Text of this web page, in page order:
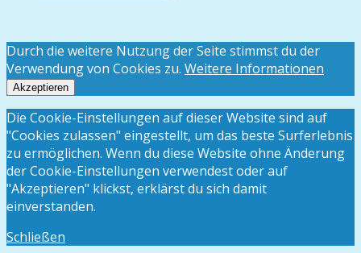
Durch die weitere Nutzung der Seite stimmst du der
Verwendung von Cookies zu. Weitere Informationen
Akzeptieren
Die Cookie-Einstellungen auf dieser Website sind auf
"Cookies zulassen" eingestellt, um das beste Surferlebnis
zu ermöglichen. Wenn du diese Website ohne Änderung
der Cookie-Einstellungen verwendest oder auf
"Akzeptieren" klickst, erklärst du sich damit
einverstanden.
Schließen